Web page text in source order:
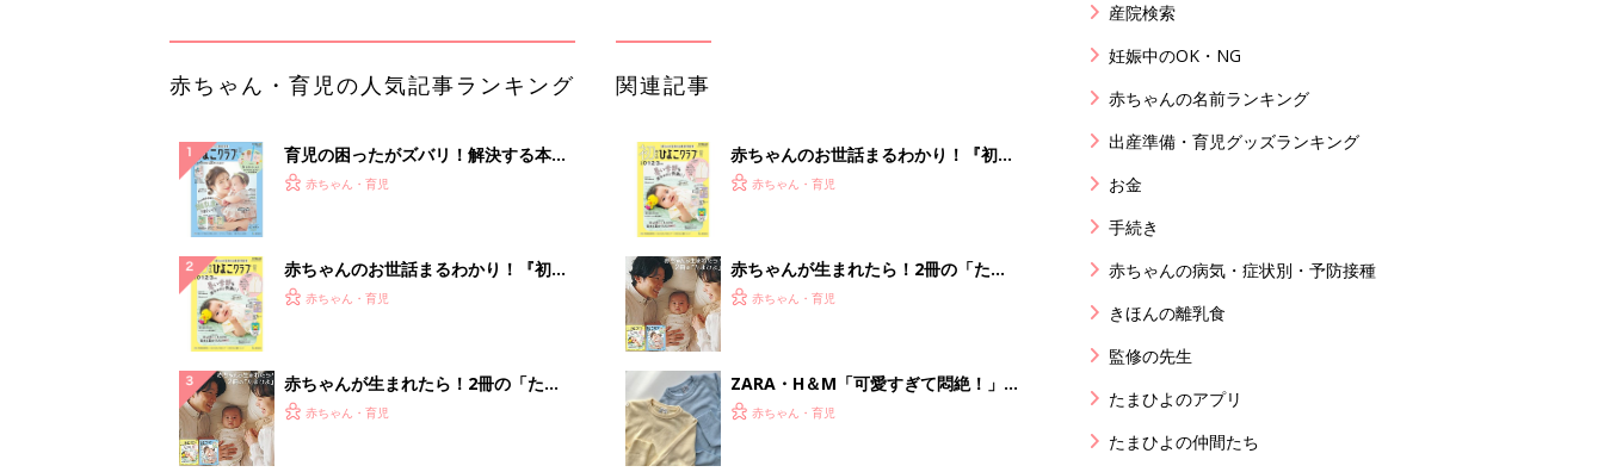
るべき3つのことと、NGな自己認識
PR（ビズヒント）
ランキングをもっと見る
感が◎」春にぴったり★トップス4選
リーダーへの警鐘。自律型組織をつく
る前に外せな...
PR（ビズヒント）
産院検索
妊娠中のOK・NG
赤ちゃんの名前ランキング
出産準備・育児グッズランキング
お金
手続き
赤ちゃんの病気・症状別・予防接種
きほんの離乳食
監修の先生
たまひよのアプリ
たまひよの仲間たち